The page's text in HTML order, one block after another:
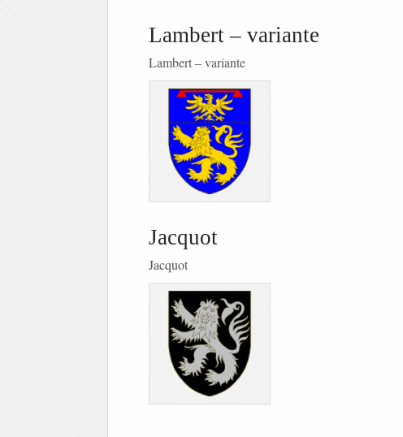
Lambert – variante
Lambert – variante
Jacquot
Jacquot